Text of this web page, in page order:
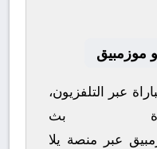
موزمبيق
عبر التلفزيون،
بث
عبر منصة يلا